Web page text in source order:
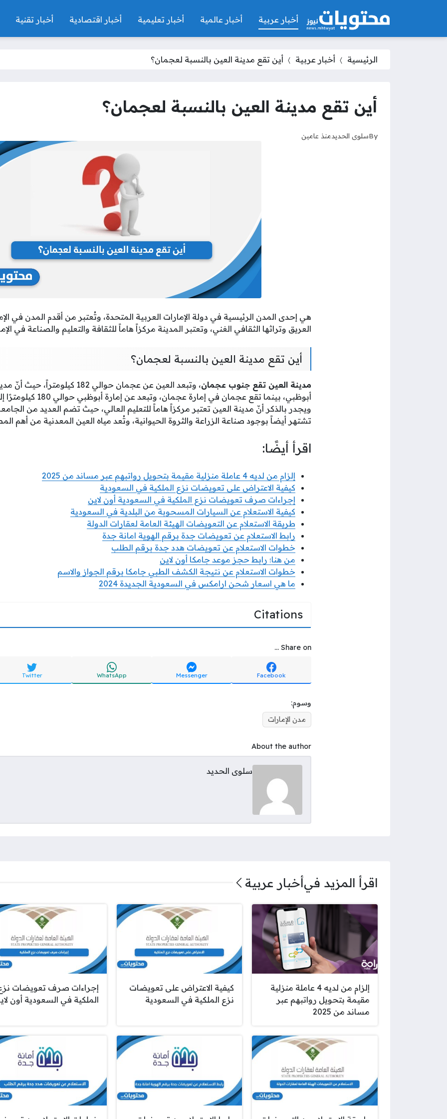
أخبار عربية أخبار عالمية أخبار تعليمية أخبار اقتصادية أخبار تقنية
الرئيسية أخبار عربية أين تقع مدينة العين بالنسبة لعجمان؟
أين تقع مدينة العين بالنسبة لعجمان؟
Byسلوى الحديدمنذ عامين
هي إحدى المدن الرئيسية في دولة الإمارات العربية المتحدة، وتُعتبر من أقدم المدن في
العريق وتراثها الثقافي الغني، وتعتبر المدينة مركزاً هاماً للثقافة والتعليم والصناعة في
أين تقع مدينة العين بالنسبة لعجمان؟
مدينة العين تقع جنوب عجمان
، وتبعد العين عن عجمان حوالي 182
أبوظبي، بينما تقع عجمان في
ويجدر بالذكر أنّ مدينة العين تعتبر مركزاً هاماً للتعليم العالي، حيث تضم العديد من
تشتهر أيضاً بوجود صناعة الزراعة والثروة الحيوانية، وتُعد مياه العين المعدنية من أهم
اقرأ أيضًا:
إلزام من لديه 4 عاملة منزلية مقيمة بتحويل رواتبهم عبر مساند من 2025
كيفية الاعتراض على تعويضات نزع الملكية في السعودية
إجراءات صرف تعويضات نزع الملكية في السعودية أون لاين
كيفية الاستعلام عن السيارات المسحوبة من البلدية في السعودية
طريقة الاستعلام عن التعويضات الهيئة العامة لعقارات الدولة
رابط الاستعلام عن تعويضات جدة برقم الهوية امانة جدة
خطوات الاستعلام عن تعويضات هدد جدة برقم الطلب
من هنا؛ رابط حجز موعد جامكا أون لاين
خطوات الاستعلام عن نتيجة الكشف الطبي جامكا برقم الجواز والاسم
ما هي اسعار شحن ارامكس في السعودية الجديدة 2024
Citations
Share on ...
Facebook
Messenger
WhatsApp
Twitter
وسوم:
مدن الإمارات
About the author
سلوى الحديد
اقرأ المزيد فيأخبار عربية
إلزام من لديه 4 عاملة منزلية
مقيمة بتحويل رواتبهم عبر
مساند من 2025
كيفية الاعتراض على تعويضات
نزع الملكية في السعودية
إجراءات صرف تعويضات
الملكية في السعودية أون